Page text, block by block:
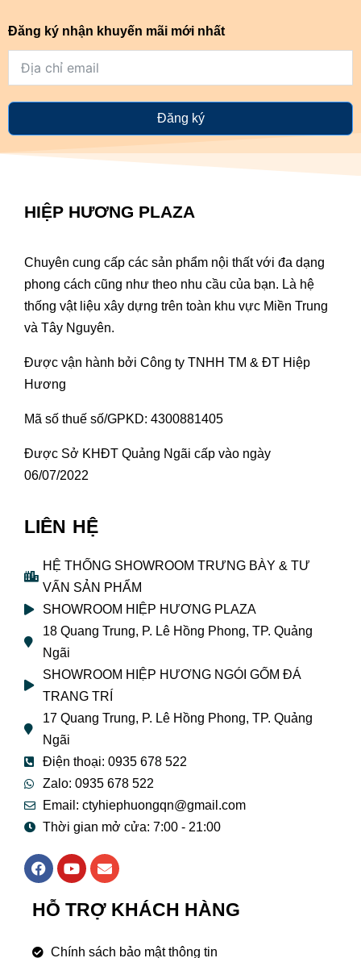
Đăng ký nhận khuyến mãi mới nhất
Đăng ký
HIỆP HƯƠNG PLAZA
Chuyên cung cấp các sản phẩm nội thất với đa dạng
phong cách cũng như theo nhu cầu của bạn. Là hệ
thống vật liệu xây dựng trên toàn khu vực Miền Trung
và Tây Nguyên.
Được vận hành bởi Công ty TNHH TM & ĐT Hiệp
Hương
Mã số thuế số/GPKD: 4300881405
Được Sở KHĐT Quảng Ngãi cấp vào ngày
06/07/2022
LIÊN HỆ
HỆ THỐNG SHOWROOM TRƯNG BÀY & TƯ
VẤN SẢN PHẨM
SHOWROOM HIỆP HƯƠNG PLAZA
18 Quang Trung, P. Lê Hồng Phong, TP. Quảng
Ngãi
SHOWROOM HIỆP HƯƠNG NGÓI GỐM ĐÁ
TRANG TRÍ
17 Quang Trung, P. Lê Hồng Phong, TP. Quảng
Ngãi
Điện thoại: 0935 678 522
Zalo: 0935 678 522
Email: ctyhiephuongqn@gmail.com
Thời gian mở cửa: 7:00 - 21:00
F
a
e
b
o
Y
o
t
u
e
E
n
e
p
HỖ TRỢ KHÁCH HÀNG
Chính sách bảo mật thông tin